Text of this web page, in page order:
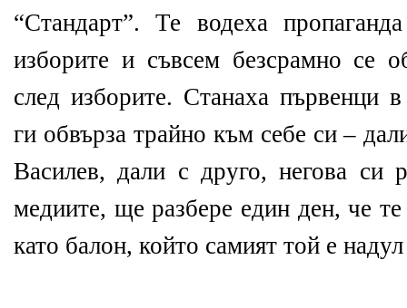
“Стандарт”. Те водеха
изборите и съвсем безсрамно се
след изборите. Станаха първенци
ги обвърза трайно към себе си –
Василев, дали с друго, негова си
медиите, ще разбере един ден, че
като балон, който самият той е